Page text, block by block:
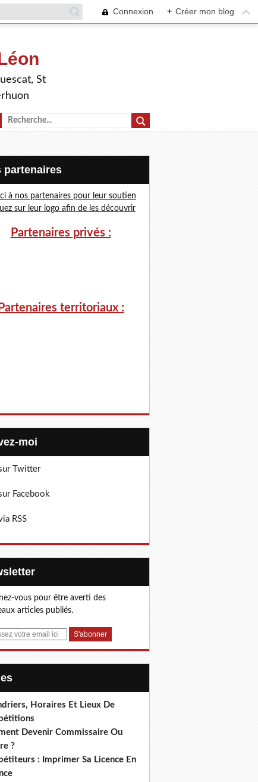
Connexion + Créer mon blog
St
partenaires
à nos partenaires pour leur soutien
sur leur logo afin de les découvrir
Partenaires privés :
Partenaires territoriaux :
moi
Twitter
Facebook
RSS
vous pour être averti des
articles publiés.
Horaires Et Lieux De
Devenir Commissaire Ou
?
: Imprimer Sa Licence En